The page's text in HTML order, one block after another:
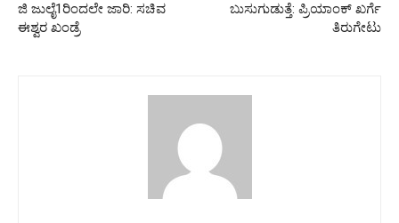
ಜಿ ಜುಲೈ1ರಿಂದಲೇ ಜಾರಿ: ಸಚಿವ
ಈಶ್ವರ ಖಂಡ್ರೆ
ಬುಸುಗುಡುತ್ತೆ: ಪ್ರಿಯಾಂಕ್ ಖರ್ಗೆ
ತಿರುಗೇಟು